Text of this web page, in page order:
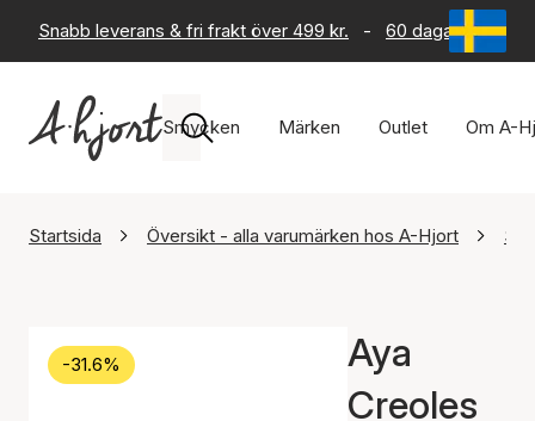
Snabb leverans & fri frakt över 499 kr. - 60 dagars
Smycken Märken Outlet Om A-
Startsida Översikt - alla varumärken hos A-Hjort
-31.6%
Aya
Creoles